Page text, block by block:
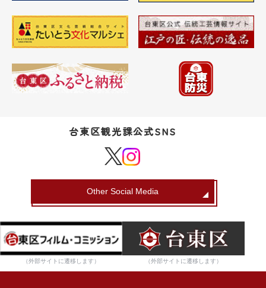
台東区観光課公式SNS
Other Social Media
（外部サイトに遷移します） （外部サイトに遷移します）